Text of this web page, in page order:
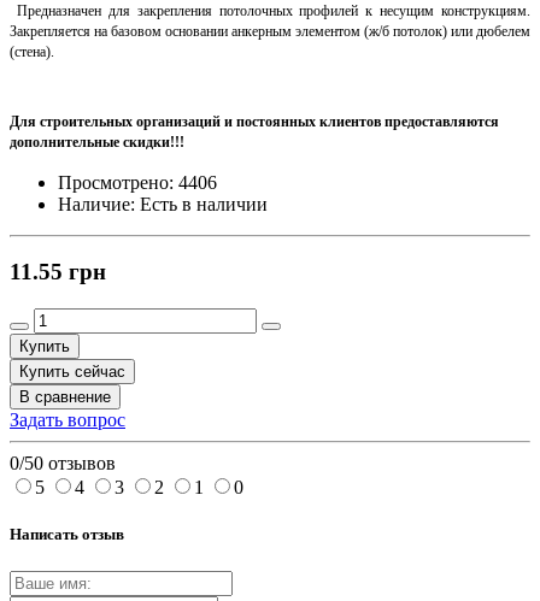
Предназначен для закрепления потолочных профилей к несущим конструкциям.
Закрепляется на базовом основании анкерным элементом (ж/б потолок) или дюбелем
(стена).
Для строительных организаций и постоянных клиентов предоставляются
дополнительные скидки!!!
Просмотрено: 4406
Наличие: Есть в наличии
11.55 грн
Купить
Купить сейчас
В сравнение
Задать вопрос
0/50 отзывов
5
4 3 2 1 0
Написать отзыв